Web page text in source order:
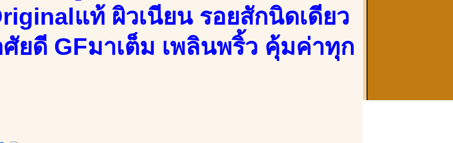
แท้ ผิวเนียน รอยสักนิดเดียว
ยดี GFมาเต็ม เพลินพริ้ว คุ้มค่าทุก